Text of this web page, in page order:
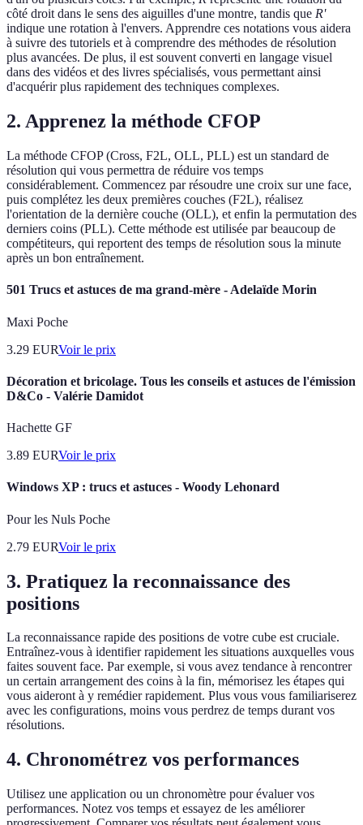
côté droit dans le sens des aiguilles d'une montre, tandis que R'
indique une rotation à l'envers. Apprendre ces notations vous aidera
à suivre des tutoriels et à comprendre des méthodes de résolution
plus avancées. De plus, il est souvent converti en langage visuel
dans des vidéos et des livres spécialisés, vous permettant ainsi
d'acquérir plus rapidement des techniques complexes.
2. Apprenez la méthode CFOP
La méthode CFOP (Cross, F2L, OLL, PLL) est un standard de
résolution qui vous permettra de réduire vos temps
considérablement. Commencez par résoudre une croix sur une face,
puis complétez les deux premières couches (F2L), réalisez
l'orientation de la dernière couche (OLL), et enfin la permutation des
derniers coins (PLL). Cette méthode est utilisée par beaucoup de
compétiteurs, qui reportent des temps de résolution sous la minute
après un bon entraînement.
501 Trucs et astuces de ma grand-mère - Adelaïde Morin
Maxi Poche
3.29 EURVoir le prix
Décoration et bricolage. Tous les conseils et astuces de l'émission
D&Co - Valérie Damidot
Hachette GF
3.89 EURVoir le prix
Windows XP : trucs et astuces - Woody Lehonard
Pour les Nuls Poche
2.79 EURVoir le prix
3. Pratiquez la reconnaissance des
positions
La reconnaissance rapide des positions de votre cube est cruciale.
Entraînez-vous à identifier rapidement les situations auxquelles vous
faites souvent face. Par exemple, si vous avez tendance à rencontrer
un certain arrangement des coins à la fin, mémorisez les étapes qui
vous aideront à y remédier rapidement. Plus vous vous familiariserez
avec les configurations, moins vous perdrez de temps durant vos
résolutions.
4. Chronométrez vos performances
Utilisez une application ou un chronomètre pour évaluer vos
performances. Notez vos temps et essayez de les améliorer